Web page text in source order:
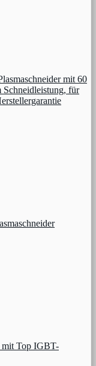
mit 60
Schneidleistung, für
mit Top IGBT-